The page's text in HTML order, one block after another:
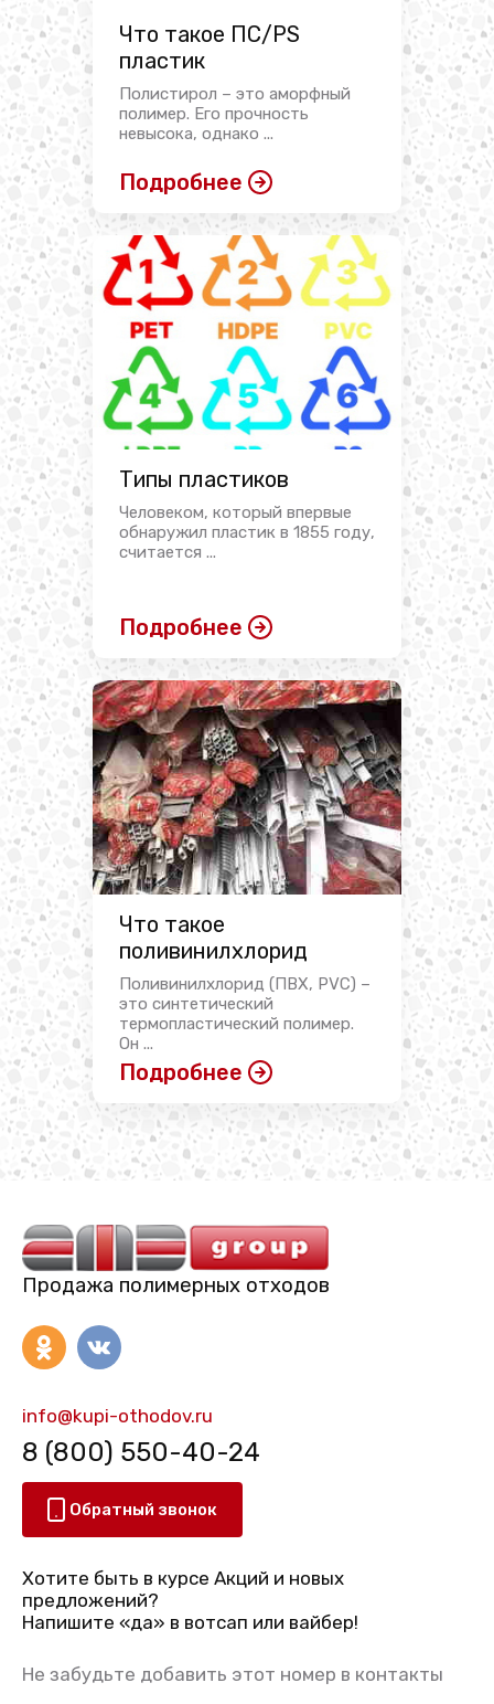
Что такое ПС/PS
пластик
Полистирол – это аморфный
полимер. Его прочность
невысока, однако ...
Подробнее
Типы пластиков
Человеком, который впервые
обнаружил пластик в 1855 году,
считается ...
Подробнее
Что такое
поливинилхлорид
Поливинилхлорид (ПВХ, PVC) –
это синтетический
термопластический полимер.
Он ...
Подробнее
Продажа полимерных отходов
info@kupi-othodov.ru
8 (800) 550-40-24
Обратный звонок
Хотите быть в курсе Акций и новых
предложений?
Напишите «да» в вотсап или вайбер!
Не забудьте добавить этот номер в контакты